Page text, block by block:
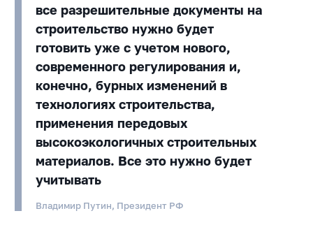
все разрешительные документы на
строительство нужно будет
готовить уже с учетом нового,
современного регулирования и,
конечно, бурных изменений в
технологиях строительства,
применения передовых
высокоэкологичных строительных
материалов. Все это нужно будет
учитывать
Владимир Путин, Президент РФ